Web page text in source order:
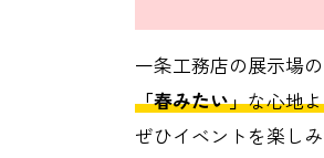
一条工務店の展示場
「春みたい」な心地
ぜひイベントを楽し